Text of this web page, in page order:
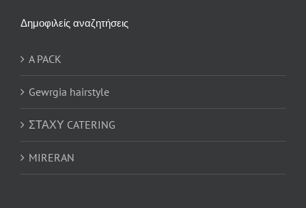
Δημοφιλείς αναζητήσεις
A PACK
Gewrgia hairstyle
ΣΤΑΧΥ CATERING
MIRERAN